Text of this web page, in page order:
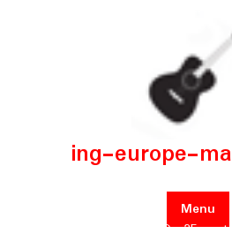
ing-europe-
Menu
Posted On 25